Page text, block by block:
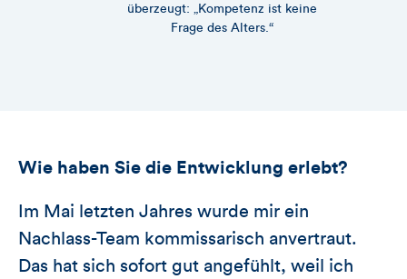
überzeugt: „Kompetenz ist keine
Frage des Alters.“
Wie haben Sie die Entwicklung erlebt?
Im Mai letzten Jahres wurde mir ein
Nachlass-Team kommissarisch anvertraut.
Das hat sich sofort gut angefühlt, weil ich